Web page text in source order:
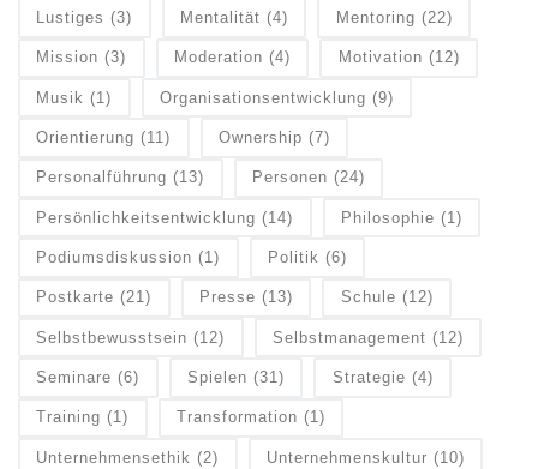
Lustiges (3) Mentalität (4) Mentoring (22)
Mission (3) Moderation (4) Motivation (12)
Musik (1) Organisationsentwicklung (9)
Orientierung (11) Ownership (7)
Personalführung (13) Personen (24)
Persönlichkeitsentwicklung (14) Philosophie (1)
Podiumsdiskussion (1) Politik (6)
Postkarte (21) Presse (13) Schule (12)
Selbstbewusstsein (12) Selbstmanagement (12)
Seminare (6) Spielen (31) Strategie (4)
Training (1) Transformation (1)
Unternehmensethik (2) Unternehmenskultur (10)